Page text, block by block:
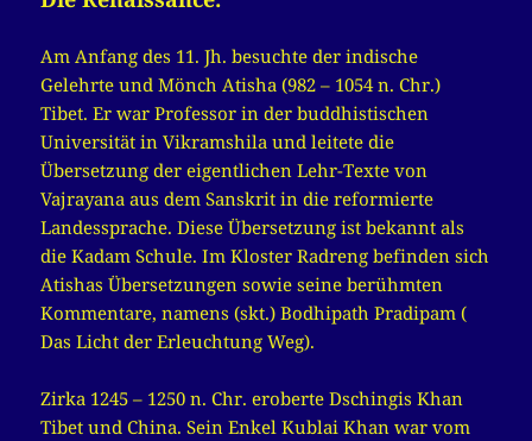
Am Anfang des 11. Jh. besuchte der indische
Gelehrte und Mönch Atisha (982 – 1054 n. Chr.)
Tibet. Er war Professor in der buddhistischen
Universität in Vikramshila und leitete die
Übersetzung der eigentlichen Lehr-Texte von
Vajrayana aus dem Sanskrit in die reformierte
Landessprache. Diese Übersetzung ist bekannt als
die Kadam Schule. Im Kloster Radreng befinden sich
Atishas Übersetzungen sowie seine berühmten
Kommentare, namens (skt.) Bodhipath Pradipam (
Das Licht der Erleuchtung Weg).
Zirka 1245 – 1250 n. Chr. eroberte Dschingis Khan
Tibet und China. Sein Enkel Kublai Khan war vom